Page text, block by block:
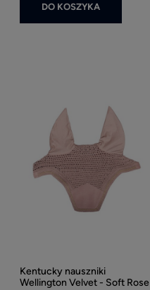
DO KOSZYKA
Kentucky nauszniki
Wellington Velvet - Soft Rose